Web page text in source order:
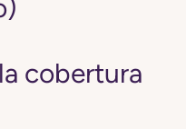
cobertura